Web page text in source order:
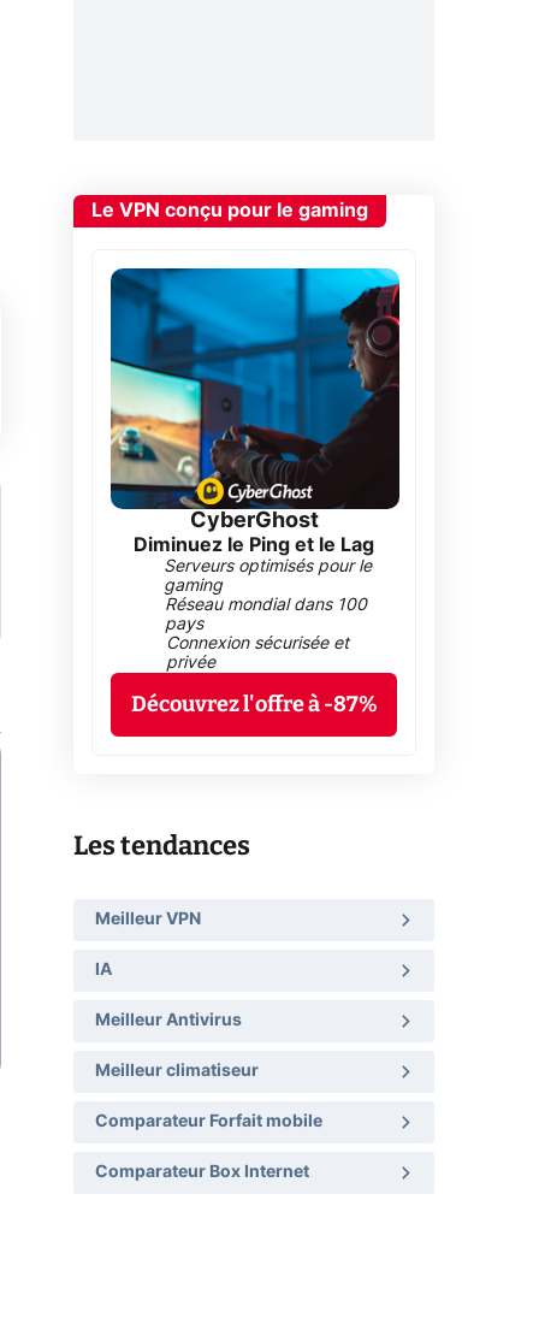
Le VPN conçu pour le gaming
CyberGhost
Diminuez le Ping et le Lag
Serveurs optimisés pour le
gaming
Réseau mondial dans 100
pays
Connexion sécurisée et
privée
Découvrez l'offre à -87%
Les tendances
Meilleur VPN
IA
Meilleur Antivirus
Meilleur climatiseur
Comparateur Forfait mobile
Comparateur Box Internet